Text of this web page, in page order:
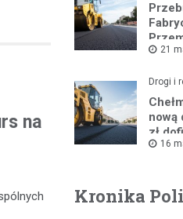
na
21
Drogi i
nową
zł
16
Kronika